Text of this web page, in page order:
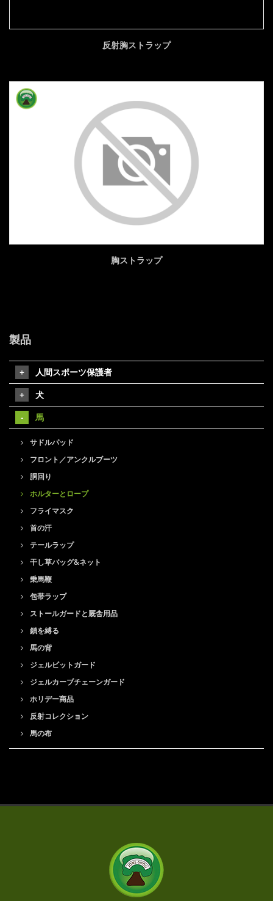
反射胸ストラップ
胸ストラップ
製品
人間スポーツ保護者
犬
馬
サドルパッド
フロント／アンクルブーツ
胴回り
ホルターとロープ
フライマスク
首の汗
テールラップ
干し草バッグ&ネット
乗馬鞭
包帯ラップ
ストールガードと厩舎用品
鎖を縛る
馬の背
ジェルビットガード
ジェルカーブチェーンガード
ホリデー商品
反射コレクション
馬の布